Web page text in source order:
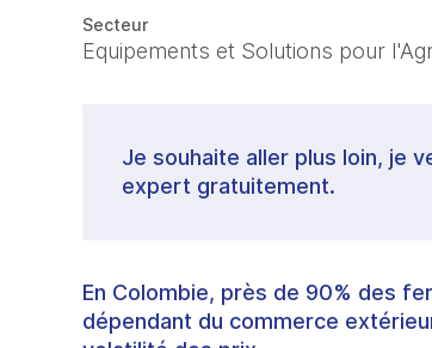
Secteur
Equipements et Solutions pour
Je souhaite aller plus loin, je
expert gratuitement.
En Colombie, près de 90% des
dépendant du commerce